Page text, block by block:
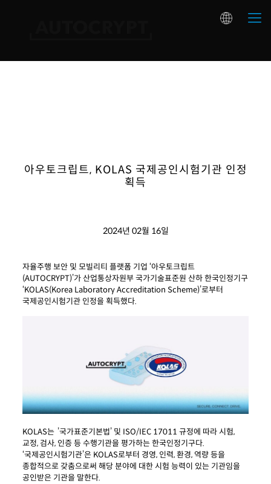
아우토크립트, KOLAS 국제공인시험기관 인정
획득
2024년 02월 16일
자율주행 보안 및 모빌리티 플랫폼 기업 ‘아우토크립트
(AUTOCRYPT)’가 산업통상자원부 국가기술표준원 산하 한국인정기구
‘KOLAS(Korea Laboratory Accreditation Scheme)’로부터
국제공인시험기관 인정을 획득했다.
KOLAS는 ’국가표준기본법’ 및 ISO/IEC 17011 규정에 따라 시험,
교정, 검사, 인증 등 수행기관을 평가하는 한국인정기구다.
‘국제공인시험기관’은 KOLAS로부터 경영, 인력, 환경, 역량 등을
종합적으로 갖춤으로써 해당 분야에 대한 시험 능력이 있는 기관임을
공인받은 기관을 말한다.